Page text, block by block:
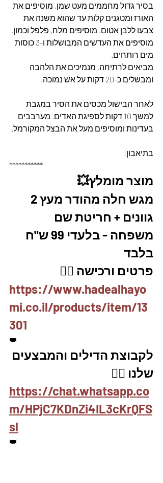
בסיר גדול מחממים מעט שמן, מוסיפים את
האורז ומטגנים קלות עד שהוא משנה את
צבעו ללבן אטום. מוסיפים מלח, פלפל וכמון.
מוסיפים את העדשים המבושלות ו-3 כוסות
מים רותחים.
מביאים לרתיחה, מנמיכים את הלהבה
ומבשלים כ-20 דקות על אש נמוכה.
לאחר הבישול מכסים את הסיר במגבת
למשך 10 דקות לספיגת האדים. מערבבים
בעדינות ומוסיפים מעל את הבצל המקורמל.
בתיאבון!
***********
מוצר מומלץ💥
גוונים + חריטת שם
משפחה - בלעדי 99 ש"ח
בלבד
פרטים ורכישה 👇🏽
https://www.hadealhayo
mi.co.il/products/item/13
301
👑
לקבוצת הדילים והמבצעים
שלנו 👇🏼
https://chat.whatsapp.co
m/HPjC7KDnZi4IL3cKrQFS
sl
👑